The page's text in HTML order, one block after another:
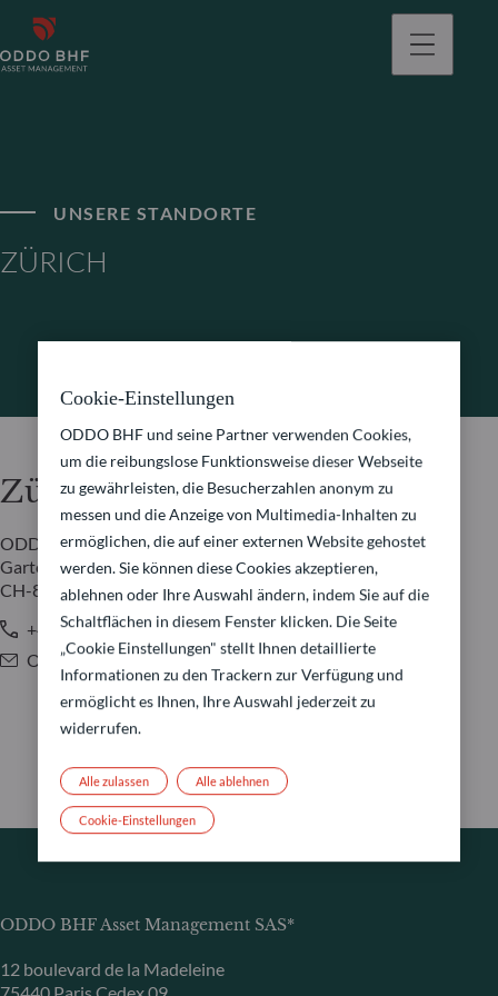
UNSERE STANDORTE
ZÜRICH
Zürich
ODDO BHF Switzerland
Gartenstrasse 14
CH-8002 Zürich
+41 44 209 7510
OBAM.Switzerland@oddo-bhf.com
ODDO BHF Asset Management SAS*
12 boulevard de la Madeleine
Cookie-Einstellungen
ODDO BHF und seine Partner verwenden Cookies,
um die reibungslose Funktionsweise dieser Webseite
zu gewährleisten, die Besucherzahlen anonym zu
messen und die Anzeige von Multimedia-Inhalten zu
ermöglichen, die auf einer externen Website gehostet
werden. Sie können diese Cookies akzeptieren,
ablehnen oder Ihre Auswahl ändern, indem Sie auf die
Schaltflächen in diesem Fenster klicken. Die Seite
„Cookie Einstellungen" stellt Ihnen detaillierte
Informationen zu den Trackern zur Verfügung und
ermöglicht es Ihnen, Ihre Auswahl jederzeit zu
widerrufen.
Alle ablehnen
Alle zulassen
Cookie-Einstellungen